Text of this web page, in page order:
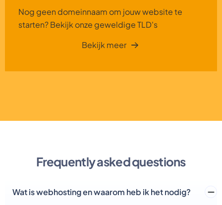
Nog geen domeinnaam om jouw website te
starten? Bekijk onze geweldige TLD's
Bekijk meer
Frequently asked questions
Wat is webhosting en waarom heb ik het nodig?